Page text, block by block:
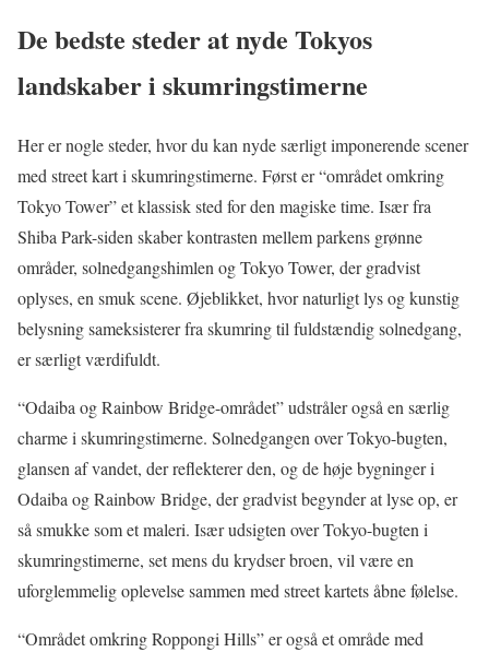
De bedste steder at nyde Tokyos
landskaber i skumringstimerne
Her er nogle steder, hvor du kan nyde særligt imponerende scener
med street kart i skumringstimerne. Først er “området omkring
Tokyo Tower” et klassisk sted for den magiske time. Især fra
Shiba Park-siden skaber kontrasten mellem parkens grønne
områder, solnedgangshimlen og Tokyo Tower, der gradvist
oplyses, en smuk scene. Øjeblikket, hvor naturligt lys og kunstig
belysning sameksisterer fra skumring til fuldstændig solnedgang,
er særligt værdifuldt.
“Odaiba og Rainbow Bridge-området” udstråler også en særlig
charme i skumringstimerne. Solnedgangen over Tokyo-bugten,
glansen af vandet, der reflekterer den, og de høje bygninger i
Odaiba og Rainbow Bridge, der gradvist begynder at lyse op, er
så smukke som et maleri. Især udsigten over Tokyo-bugten i
skumringstimerne, set mens du krydser broen, vil være en
uforglemmelig oplevelse sammen med street kartets åbne følelse.
“Området omkring Roppongi Hills” er også et område med